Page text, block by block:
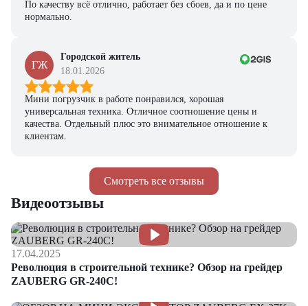
Смотреть все отзывы
По качеству всё отлично, работает без сбоев, да и по цене
нормально.
ГЖ
Городской житель
18.01.2026
Мини погрузчик в работе понравился, хорошая
универсальная техника. Отличное соотношение цены и
качества. Отдельный плюс это внимательное отношение к
клиентам.
Видеоотзывы
17.04.2025
Революция в строительной технике? Обзор на грейдер
ZAUBERG GR-240C!